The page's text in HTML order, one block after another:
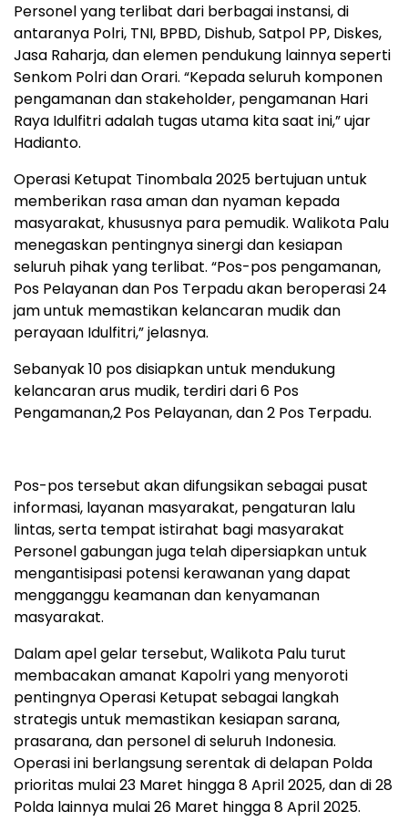
Personel yang terlibat dari berbagai instansi, di
antaranya Polri, TNI, BPBD, Dishub, Satpol PP, Diskes,
Jasa Raharja, dan elemen pendukung lainnya seperti
Senkom Polri dan Orari. “Kepada seluruh komponen
pengamanan dan stakeholder, pengamanan Hari
Raya Idulfitri adalah tugas utama kita saat ini,” ujar
Hadianto.
Operasi Ketupat Tinombala 2025 bertujuan untuk
memberikan rasa aman dan nyaman kepada
masyarakat, khususnya para pemudik. Walikota Palu
menegaskan pentingnya sinergi dan kesiapan
seluruh pihak yang terlibat. “Pos-pos pengamanan,
Pos Pelayanan dan Pos Terpadu akan beroperasi 24
jam untuk memastikan kelancaran mudik dan
perayaan Idulfitri,” jelasnya.
Sebanyak 10 pos disiapkan untuk mendukung
kelancaran arus mudik, terdiri dari 6 Pos
Pengamanan,2 Pos Pelayanan, dan 2 Pos Terpadu.
Pos-pos tersebut akan difungsikan sebagai pusat
informasi, layanan masyarakat, pengaturan lalu
lintas, serta tempat istirahat bagi masyarakat
Personel gabungan juga telah dipersiapkan untuk
mengantisipasi potensi kerawanan yang dapat
mengganggu keamanan dan kenyamanan
masyarakat.
Dalam apel gelar tersebut, Walikota Palu turut
membacakan amanat Kapolri yang menyoroti
pentingnya Operasi Ketupat sebagai langkah
strategis untuk memastikan kesiapan sarana,
prasarana, dan personel di seluruh Indonesia.
Operasi ini berlangsung serentak di delapan Polda
prioritas mulai 23 Maret hingga 8 April 2025, dan di 28
Polda lainnya mulai 26 Maret hingga 8 April 2025.